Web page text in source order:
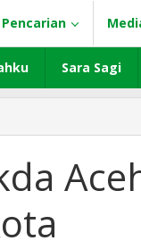
Pencarian
Sara Sagi